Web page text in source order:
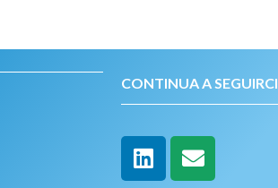
CONTINUA A SEGUIRCI